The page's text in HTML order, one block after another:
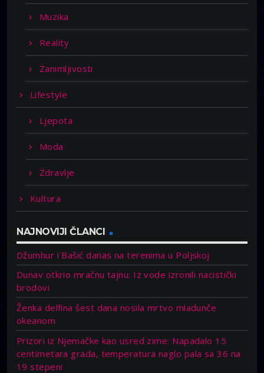
Muzika
Reality
Zanimljivosti
Lifestyle
Ljepota
Moda
Zdravlje
Kultura
NAJNOVIJI ČLANCI
Džumhur i Bašić danas na terenima u Poljskoj
Dunav otkrio mračnu tajnu: Iz vode izronili nacistički
brodovi
Ženka delfina šest dana nosila mrtvo mladunče
okeanom
Prizori iz Njemačke kao usred zime: Napadalo 15
centimetara grada, temperatura naglo pala sa 36 na
19 stepeni